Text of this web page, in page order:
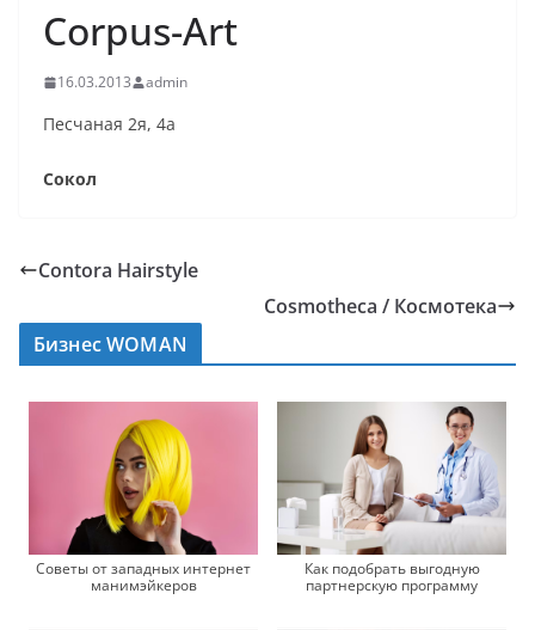
Corpus-Art
16.03.2013 admin
Песчаная 2я, 4а
Сокол
Contora Hairstyle
Cosmotheca / Космотека
Бизнес WOMAN
Советы от западных интернет
манимэйкеров
Как подобрать выгодную
партнерскую программу